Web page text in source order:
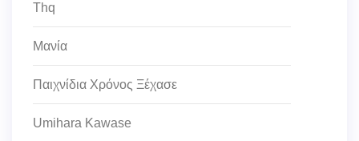
Thq
Μανία
Παιχνίδια Χρόνος Ξέχασε
Umihara Kawase